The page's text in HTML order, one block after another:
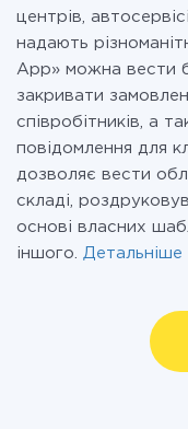
центрів,
надають
App» можна вести
закривати
співробітників, а
повідомлення для
дозволяє вести
складі,
основі власних
іншого. Детальніше